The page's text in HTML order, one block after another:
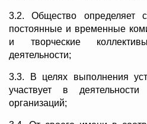
3.2. Общество определяет
постоянные и временные
и творческие
деятельности;
3.3. В целях выполнения
участвует в
организаций;